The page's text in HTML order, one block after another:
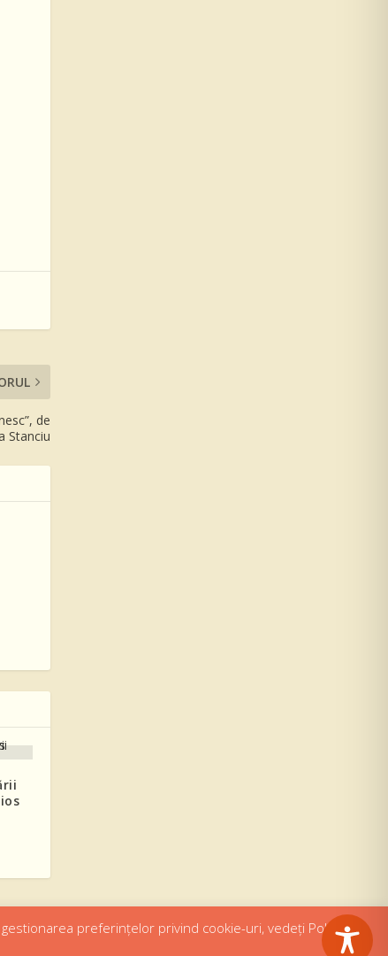
de
Stanciu
preferințelor privind cookie-uri, vedeți Politica de